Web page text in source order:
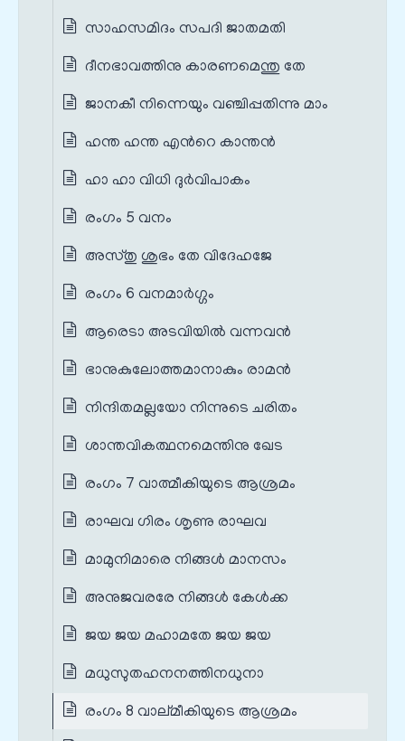
സാഹസമിദം സപദി ജാതമതി
ദീനഭാവത്തിനു കാരണമെന്തു തേ
ജാനകീ നിന്നെയും വഞ്ചിപ്പതിന്നു മാം
ഹന്ത ഹന്ത എന്‍റെ കാന്തന്‍
ഹാ ഹാ വിധി ദുര്‍വിപാകം
രംഗം 5 വനം
അസ്തു ശുഭം തേ വിദേഹജേ
രംഗം 6 വനമാര്‍ഗ്ഗം
ആരെടാ അടവിയില്‍ വന്നവന്‍
ഭാനുകുലോത്തമാനാകും രാമന്‍
നിന്ദിതമല്ലയോ നിന്നുടെ ചരിതം
ശാന്തവികത്ഥനമെന്തിനു ഖേട
രംഗം 7 വാത്മീകിയുടെ ആശ്രമം
രാഘവ ഗിരം ശൃണു രാഘവ
മാമുനിമാരെ നിങ്ങള്‍ മാനസം
അനുജവരരേ നിങ്ങള്‍ കേള്‍ക്ക
ജയ ജയ മഹാമതേ ജയ ജയ
മധുസുതഹനനത്തിനധുനാ
രംഗം 8 വാല്മീകിയുടെ ആശ്രമം